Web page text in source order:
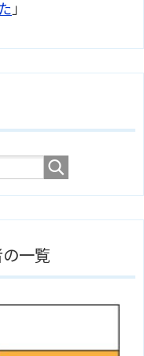
」
の一覧